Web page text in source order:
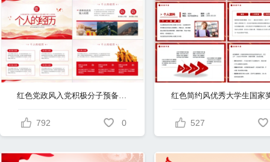
792 0 527